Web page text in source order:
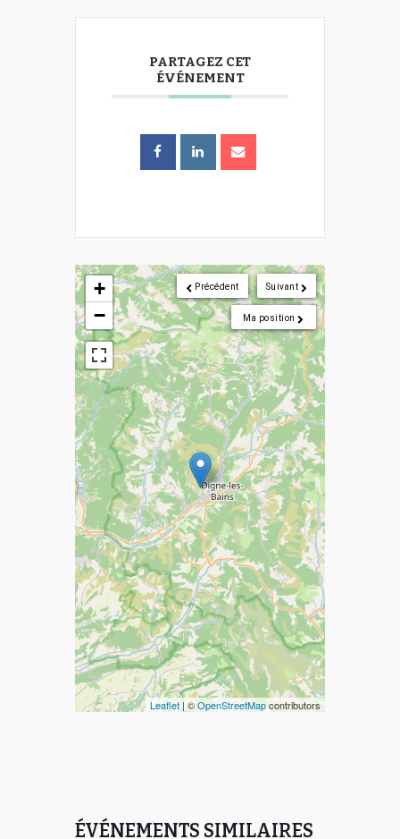
PARTAGEZ CET
ÉVÉNEMENT
Suivant
Précédent
Ma position
+
−
Leaflet | ©OpenStreetMapcontributors
ÉVÉNEMENTS SIMILAIRES